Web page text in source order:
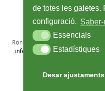
una
finestra
nova
una
nova
Ronda Sant Antoni Maria Claret,
info@viesverdes.org· 2025 ©
Política de
de totes les galetes.
configuració.
EssencialsEssencials
Estadístiques
Estadístiques
Desar ajustaments